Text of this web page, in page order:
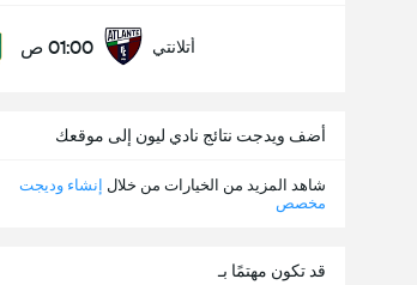
أتلانتي 01:00 ص
أضف ويدجت نتائج نادي ليون إلى موقعك
شاهد المزيد من الخيارات من خلال إنشاء وديجت
مخصص
قد تكون مهتمًا بـ